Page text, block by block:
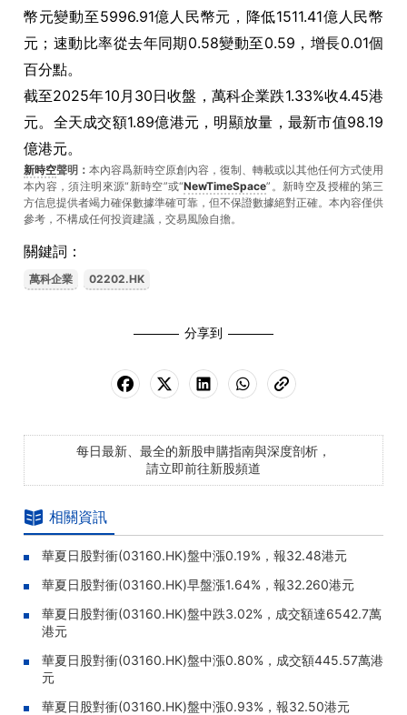
幣元變動至5996.91億人民幣元，降低1511.41億人民幣
元；速動比率從去年同期0.58變動至0.59，增長0.01個
百分點。
截至2025年10月30日收盤，萬科企業跌1.33%收4.45港
元。全天成交額1.89億港元，明顯放量，最新市值98.19
億港元。
新時空聲明： 本內容爲新時空原創內容，復制、轉載或以其他任何方式使用
本內容，須注明來源“新時空”或“NewTimeSpace”。新時空及授權的第三
方信息提供者竭力確保數據準確可靠，但不保證數據絕對正確。本內容僅供
參考，不構成任何投資建議，交易風險自擔。
關鍵詞：
萬科企業 02202.HK
分享到
每日最新、最全的新股申購指南與深度剖析，
請立即前往新股頻道
相關資訊
華夏日股對衝(03160.HK)盤中漲0.19%，報32.48港元
華夏日股對衝(03160.HK)早盤漲1.64%，報32.260港元
華夏日股對衝(03160.HK)盤中跌3.02%，成交額達6542.7萬
港元
華夏日股對衝(03160.HK)盤中漲0.80%，成交額445.57萬港
元
華夏日股對衝(03160.HK)盤中漲0.93%，報32.50港元